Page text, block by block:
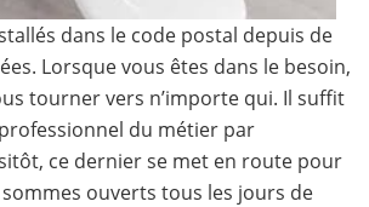
dans le code postal depuis de
Lorsque vous êtes dans le besoin,
tourner vers n’importe qui. Il suffit
du métier par
ce dernier se met en route pour
ouverts tous les jours de